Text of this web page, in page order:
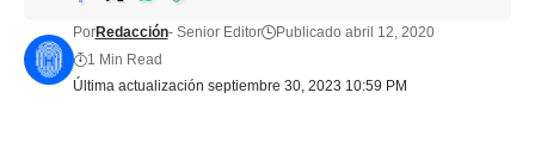
Última actualización septiembre 30, 2023 10:59 PM
PorRedacción- Senior Editor
Publicado abril 12, 2020
1 Min Read